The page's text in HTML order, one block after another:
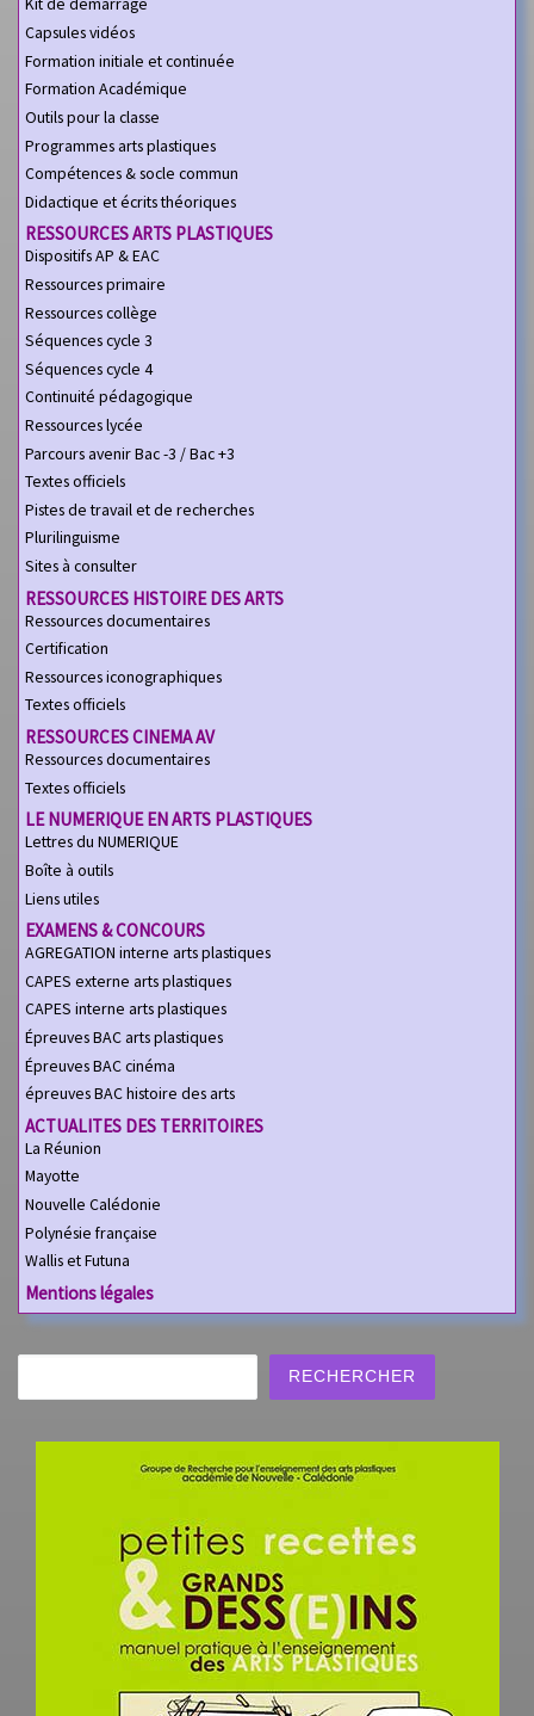
Capsules vidéos
Formation initiale et continuée
Formation Académique
Outils pour la classe
Programmes arts plastiques
Compétences & socle commun
Didactique et écrits théoriques
RESSOURCES ARTS PLASTIQUES
Dispositifs AP & EAC
Ressources primaire
Ressources collège
Séquences cycle 3
Séquences cycle 4
Continuité pédagogique
Ressources lycée
Parcours avenir Bac -3 / Bac +3
Textes officiels
Pistes de travail et de recherches
Plurilinguisme
Sites à consulter
RESSOURCES HISTOIRE DES ARTS
Ressources documentaires
Certification
Ressources iconographiques
Textes officiels
RESSOURCES CINEMA AV
Ressources documentaires
Textes officiels
LE NUMERIQUE EN ARTS PLASTIQUES
Lettres du NUMERIQUE
Boîte à outils
Liens utiles
EXAMENS & CONCOURS
AGREGATION interne arts plastiques
CAPES externe arts plastiques
CAPES interne arts plastiques
Épreuves BAC arts plastiques
Épreuves BAC cinéma
épreuves BAC histoire des arts
ACTUALITES DES TERRITOIRES
La Réunion
Mayotte
Nouvelle Calédonie
Polynésie française
Wallis et Futuna
Mentions légales
RECHERCHER